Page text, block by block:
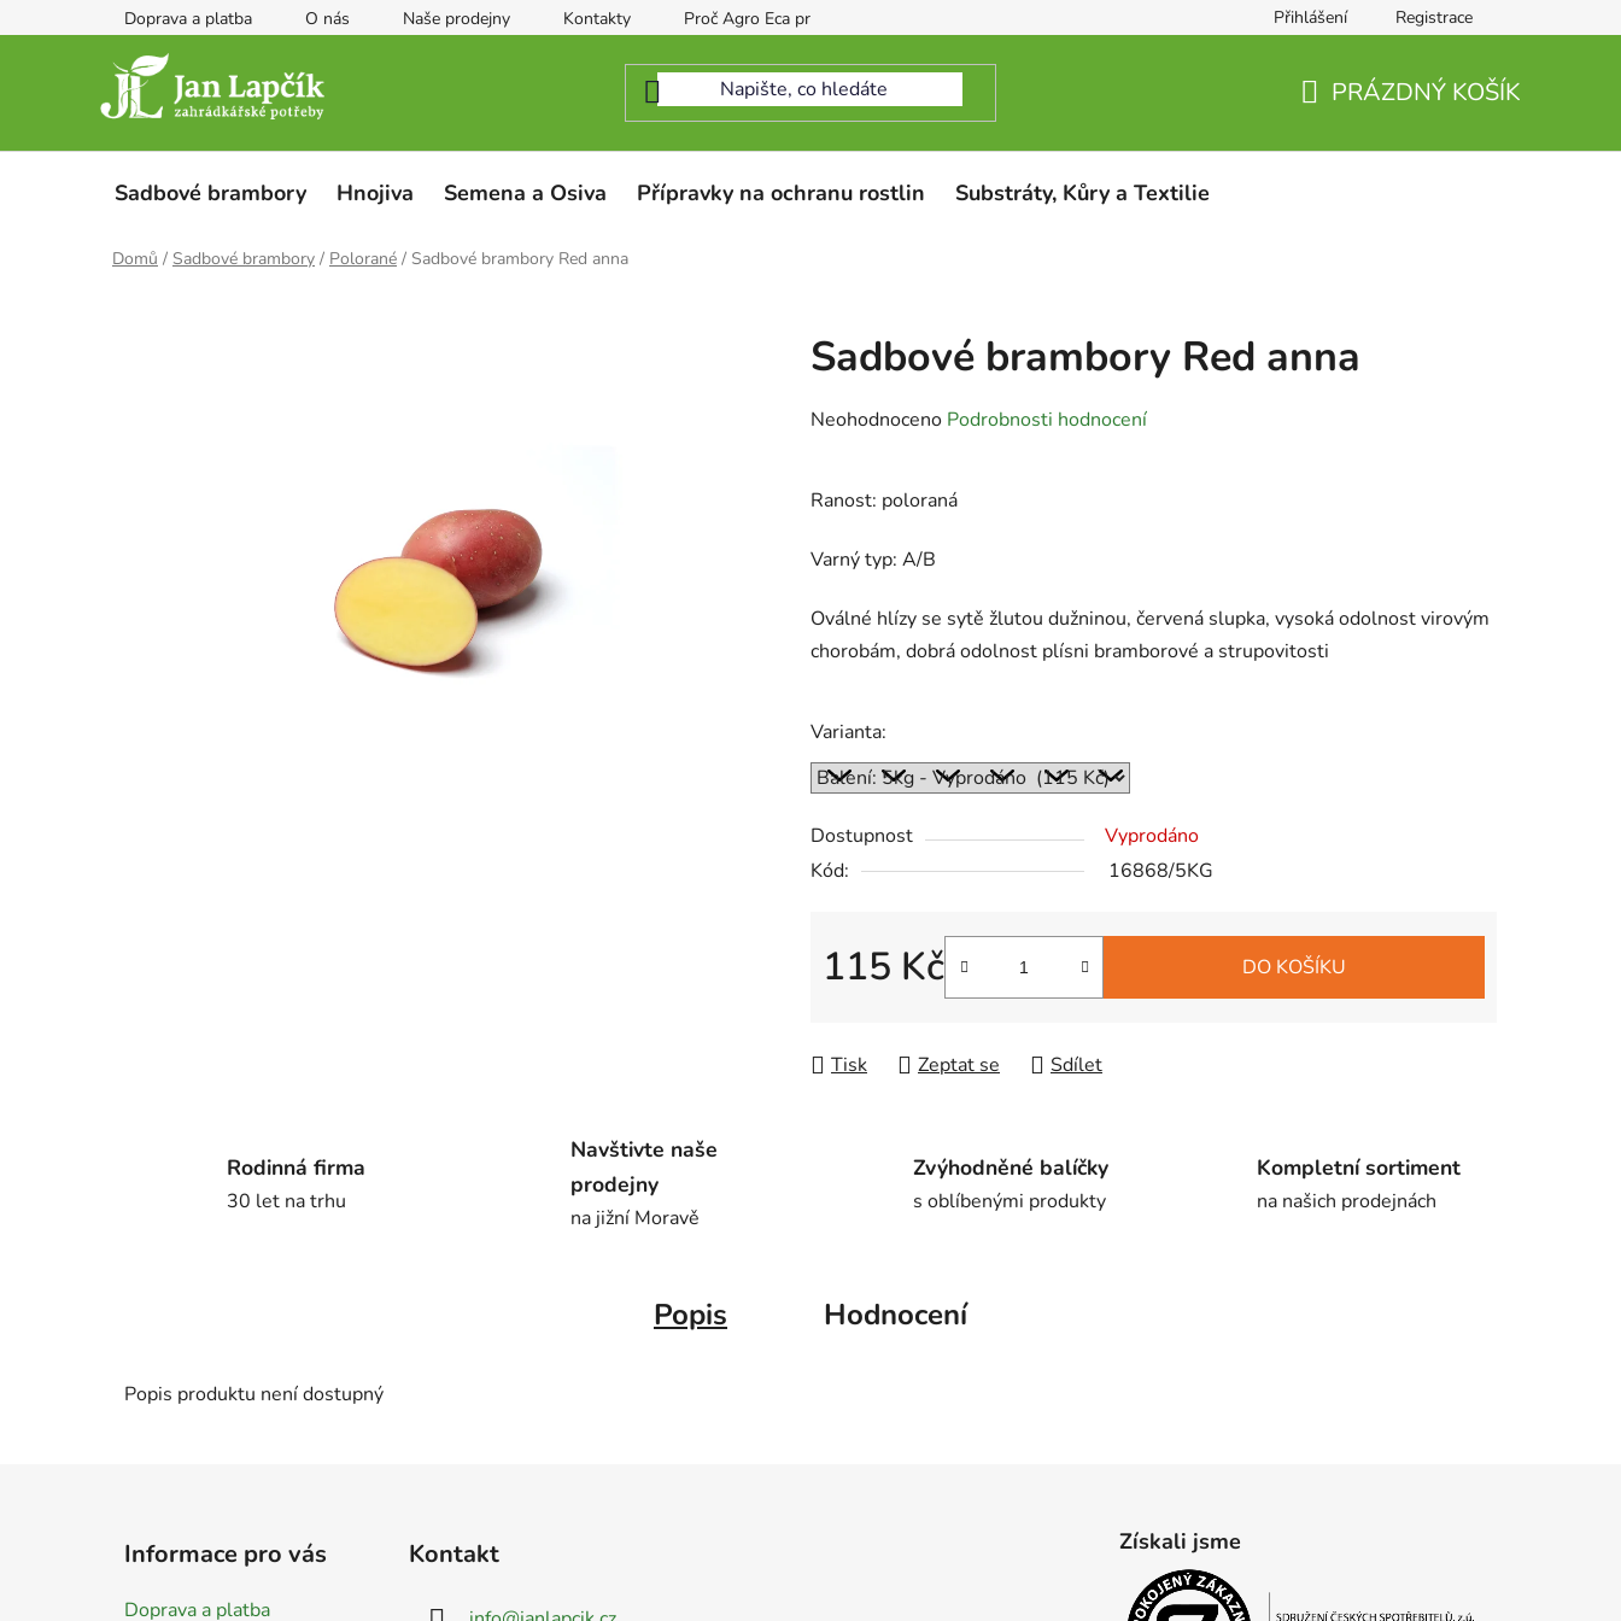
na
Doprava a platba O nás Naše prodejny Kontakty Proč Agro Eca protect Přihlášení Registrace
PRÁZDNÝ KOŠÍK
Sadbové brambory Hnojiva Semena a Osiva Přípravky na ochranu rostlin Substráty, Kůry a Textilie
Domů / Sadbové brambory / Polorané / Sadbové brambory Red anna
Sadbové brambory Red anna
Průměrné
0,0
5
hvězdiček.
Neohodnoceno Podrobnosti hodnocení
Ranost: poloraná
Varný typ: A/B
Oválné hlízy se sytě žlutou dužninou, červená slupka, vysoká odolnost virovým
chorobám, dobrá odolnost plísni bramborové a strupovitosti
Varianta:
Dostupnost
Vyprodáno
Kód:
16868/5KG
115 Kč DO KOŠÍKU
Tisk Zeptat se Sdílet
Rodinná firma
30 let na trhu
Navštivte naše
prodejny
na jižní Moravě
Zvýhodněné balíčky
s oblíbenými produkty
Kompletní sortiment
na našich prodejnách
Popis Hodnocení
Popis produktu není dostupný
Informace pro vás
Doprava a platba
Kontakt Získali jsme